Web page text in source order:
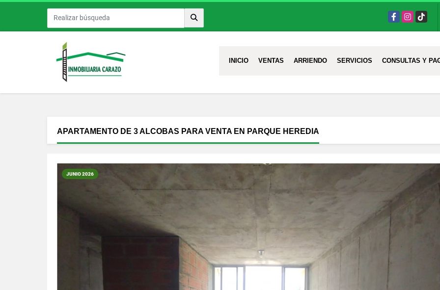
FacebookInstagram
TikTok
INICIO VENTAS ARRIENDO SERVICIOS CONSULTAS Y
APARTAMENTO DE 3 ALCOBAS PARA VENTA EN PARQUE HEREDIA
JUNIO 2026